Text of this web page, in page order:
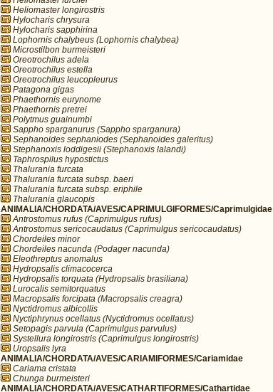
Heliomaster longirostris
Hylocharis chrysura
Hylocharis sapphirina
Lophornis chalybeus (Lophornis chalybea)
Microstilbon burmeisteri
Oreotrochilus adela
Oreotrochilus estella
Oreotrochilus leucopleurus
Patagona gigas
Phaethornis eurynome
Phaethornis pretrei
Polytmus guainumbi
Sappho sparganurus (Sappho sparganura)
Sephanoides sephaniodes (Sephanoides galeritus)
Stephanoxis loddigesii (Stephanoxis lalandi)
Taphrospilus hypostictus
Thalurania furcata
Thalurania furcata subsp. baeri
Thalurania furcata subsp. eriphile
Thalurania glaucopis
ANIMALIA/CHORDATA/AVES/CAPRIMULGIFORMES/Caprimulgidae
Antrostomus rufus (Caprimulgus rufus)
Antrostomus sericocaudatus (Caprimulgus sericocaudatus)
Chordeiles minor
Chordeiles nacunda (Podager nacunda)
Eleothreptus anomalus
Hydropsalis climacocerca
Hydropsalis torquata (Hydropsalis brasiliana)
Lurocalis semitorquatus
Macropsalis forcipata (Macropsalis creagra)
Nyctidromus albicollis
Nyctiphrynus ocellatus (Nyctidromus ocellatus)
Setopagis parvula (Caprimulgus parvulus)
Systellura longirostris (Caprimulgus longirostris)
Uropsalis lyra
ANIMALIA/CHORDATA/AVES/CARIAMIFORMES/Cariamidae
Cariama cristata
Chunga burmeisteri
ANIMALIA/CHORDATA/AVES/CATHARTIFORMES/Cathartidae